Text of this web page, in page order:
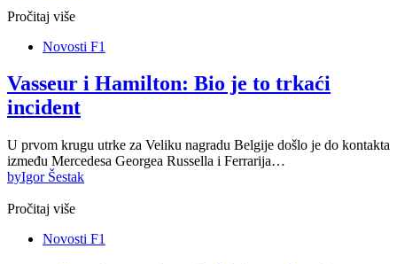
Pročitaj više
Novosti F1
Vasseur i Hamilton: Bio je to trkaći
incident
U prvom krugu utrke za Veliku nagradu Belgije došlo je do kontakta
između Mercedesa Georgea Russella i Ferrarija…
byIgor Šestak
Pročitaj više
Novosti F1